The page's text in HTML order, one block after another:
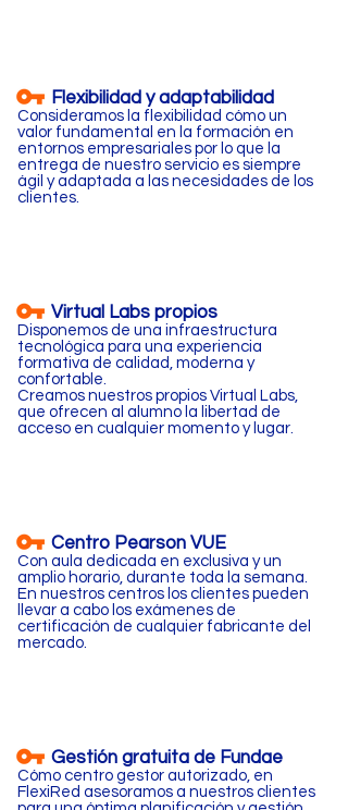
Flexibilidad y adaptabilidad
Consideramos la flexibilidad cómo un
valor fundamental en la formación en
entornos empresariales por lo que la
entrega de nuestro servicio es siempre
ágil y adaptada a las necesidades de los
clientes.
Virtual Labs propios
Disponemos de una infraestructura
tecnológica para una experiencia
formativa de calidad, moderna y
confortable.
Creamos nuestros propios Virtual Labs,
que ofrecen al alumno la libertad de
acceso en cualquier momento y lugar.
Centro Pearson VUE
Con aula dedicada en exclusiva y un
amplio horario, durante toda la semana.
En nuestros centros los clientes pueden
llevar a cabo los exámenes de
certificación de cualquier fabricante del
mercado.
Gestión gratuita de Fundae
Cómo centro gestor autorizado, en
FlexiRed asesoramos a nuestros clientes